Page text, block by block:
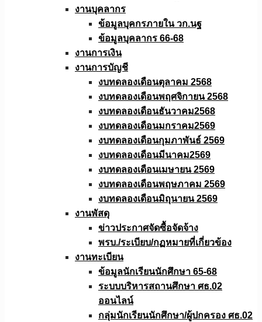
งานบุคลากร
ข้อมูลบุคกรภายใน วก.นฐ
ข้อมูลบุคลากร 66-68
งานการเงิน
งานการบัญชี
งบทดลองเดือนตุลาคม 2568
งบทดลองเดือนพฤศจิกายน 2568
งบทดลองเดือนธันวาคม2568
งบทดลองเดือนมกราคม2569
งบทดลองเดือนกุมภาพันธ์ 2569
งบทดลองเดือนมีนาคม2569
งบทดลองเดือนเมษายน 2569
งบทดลองเดือนพฤษภาคม 2569
งบทดลองเดือนมิถุนายน 2569
งานพัสดุ
ข่าวประกาศจัดซื้อจัดจ้าง
พรบ./ระเบียบ/กฏหมายที่เกี่ยวข้อง
งานทะเบียน
ข้อมูลนักเรียนนักศึกษา 65-68
ระบบบริหารสถานศึกษา ศธ.02
ออนไลน์
กลุ่มนักเรียนนักศึกษา/ผู้ปกครอง ศธ.02